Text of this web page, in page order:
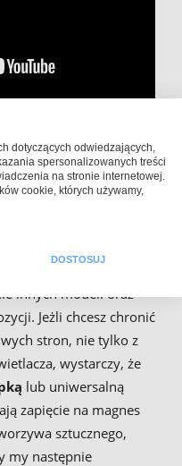
pokrowiec ze
Mate 20
na Huawei
innych modeli oraz
Jeżli chcesz chronić
stron, nie tylko z
wystarczy, że
lub uniwersalną
zapięcie na magnes
sztucznego,
my następnie
dotyczących odwiedzających,
spersonalizowanych treści
na stronie internetowej.
cookie, których używamy,
DOSTOSUJ